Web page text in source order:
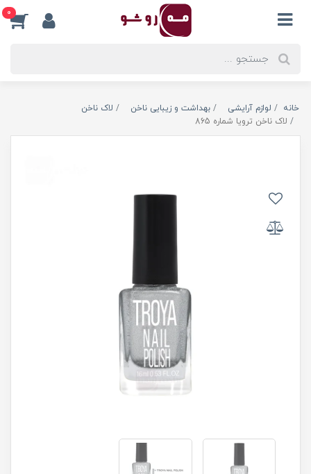
0
خانه لوازم آرایشی بهداشت و زیبایی ناخن
لاک ناخن
لاک ناخن ترویا شماره 865